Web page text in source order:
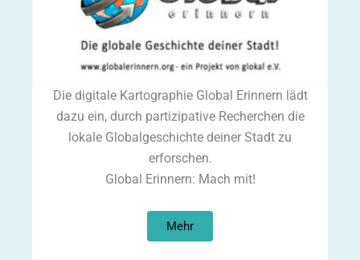
Die digitale Kartographie Global Erinnern lädt
dazu ein, durch partizipative Recherchen die
lokale Globalgeschichte deiner Stadt zu
erforschen.
Global Erinnern: Mach mit!
Mehr